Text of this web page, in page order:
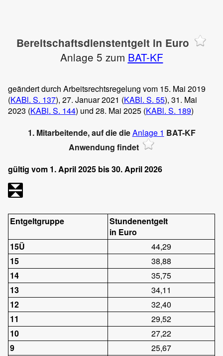
Bereitschaftsdienstentgelt in Euro
Anlage 5 zum BAT-KF
geändert durch Arbeitsrechtsregelung vom 15. Mai 2019
(KABl. S. 137), 27. Januar 2021 (KABl. S. 55), 31. Mai
2023 (KABl. S. 144) und 28. Mai 2025 (KABl. S. 189)
1. Mitarbeitende, auf die dieAnlage 1 BAT-KF
Anwendung findet
gültig vom 1. April 2025 bis 30. April 2026
Entgeltgruppe
Stundenentgelt
in Euro
15Ü
44,29
15
38,88
14
35,75
13
34,11
12
32,40
11
29,52
10
27,22
9
25,67